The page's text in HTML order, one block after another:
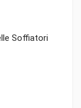
Soffiatori